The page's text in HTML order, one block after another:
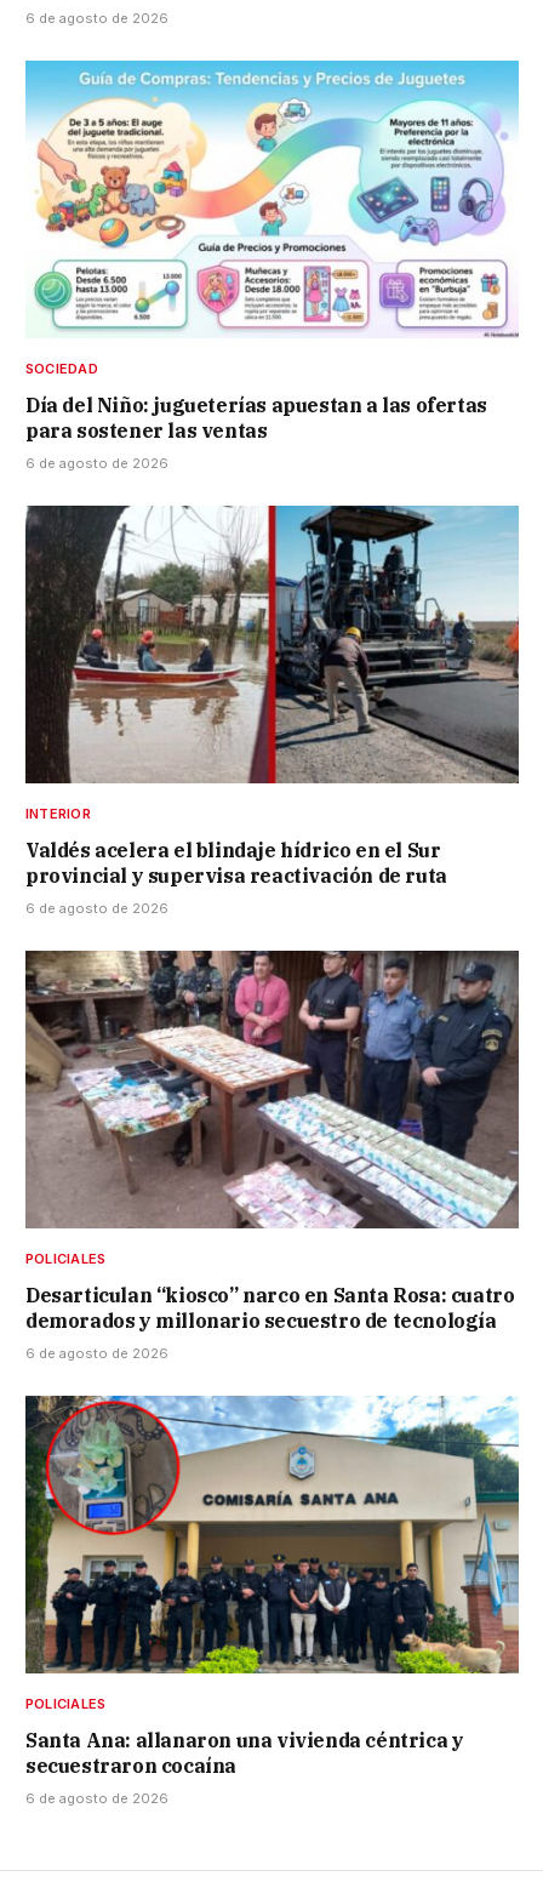
6 de agosto de 2026
SOCIEDAD
Día del Niño: jugueterías apuestan a las ofertas
para sostener las ventas
6 de agosto de 2026
INTERIOR
Valdés acelera el blindaje hídrico en el Sur
provincial y supervisa reactivación de ruta
6 de agosto de 2026
POLICIALES
Desarticulan “kiosco” narco en Santa Rosa: cuatro
demorados y millonario secuestro de tecnología
6 de agosto de 2026
POLICIALES
Santa Ana: allanaron una vivienda céntrica y
secuestraron cocaína
6 de agosto de 2026